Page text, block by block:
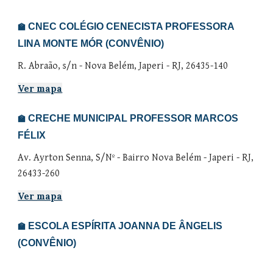
🏫CNEC COLÉGIO CENECISTA PROFESSORA
LINA MONTE MÓR (CONVÊNIO)
R. Abraão, s/n - Nova Belém, Japeri - RJ, 26435-140
Ver mapa
🏫CRECHE MUNICIPAL PROFESSOR MARCOS
FÉLIX
Av. Ayrton Senna, S/Nº - Bairro Nova Belém - Japeri - RJ,
26433-260
Ver mapa
🏫 ESCOLA ESPÍRITA JOANNA DE ÂNGELIS
(CONVÊNIO)